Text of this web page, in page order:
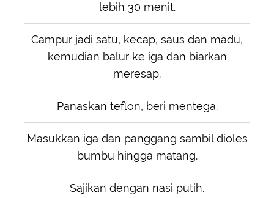
lebih 30 menit.
Campur jadi satu, kecap, saus dan madu,
kemudian balur ke iga dan biarkan
meresap.
Panaskan teflon, beri mentega.
Masukkan iga dan panggang sambil dioles
bumbu hingga matang.
Sajikan dengan nasi putih.